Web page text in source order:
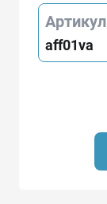
Артикул
aff01va